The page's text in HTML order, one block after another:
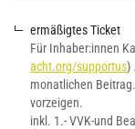
ermäßigtes Ticket
Für Inhaber:innen
acht.org/supportus)
monatlichen
vorzeigen.
inkl. 1.- VVK-und